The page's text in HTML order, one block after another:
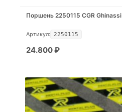
Поршень 2250115 CGR Ghinassi
Артикул: 2250115
24.800₽